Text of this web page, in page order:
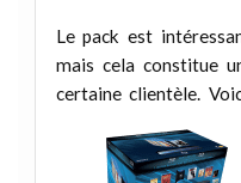
Le pack est
mais cela constitue
certaine clientèle.